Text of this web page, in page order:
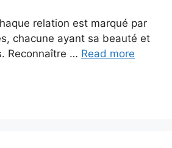
relation est marqué par
chacune ayant sa beauté et
Reconnaître … Read more